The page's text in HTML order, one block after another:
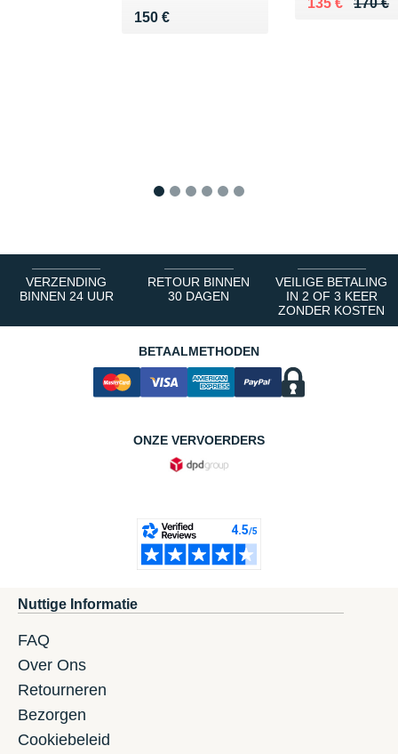
150 €
Vendu 150 €
170 €
135 €
VERZENDING
BINNEN 24 UUR
RETOUR BINNEN
30 DAGEN
VEILIGE BETALING
IN 2 OF 3 KEER
ZONDER KOSTEN
BETAALMETHODEN
ONZE VERVOERDERS
Nuttige Informatie
FAQ
Over Ons
Retourneren
Bezorgen
Cookiebeleid